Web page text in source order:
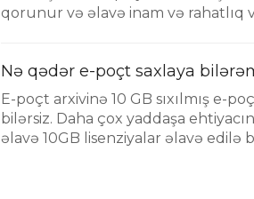
qorunur və əlavə inam və rahatlıq
Nə qədər e-poçt saxlaya
E-poçt arxivinə 10 GB sıxılmış e-
bilərsiz. Daha çox yaddaşa
əlavə 10GB lisenziyalar əlavə edilə